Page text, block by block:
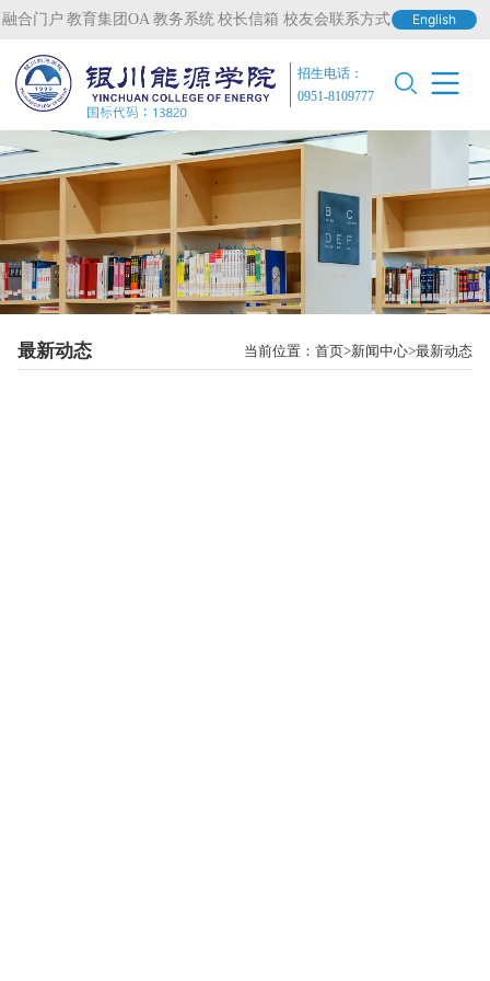
融合门户 教育集团OA 教务系统 校长信箱 校友会联系方式 English
招生电话：
0951-8109777
最新动态 当前位置：首页 新闻中心 最新动态